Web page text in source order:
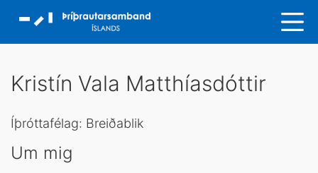
Kristín Vala Matthíasdóttir
Íþróttafélag: Breiðablik
Um mig